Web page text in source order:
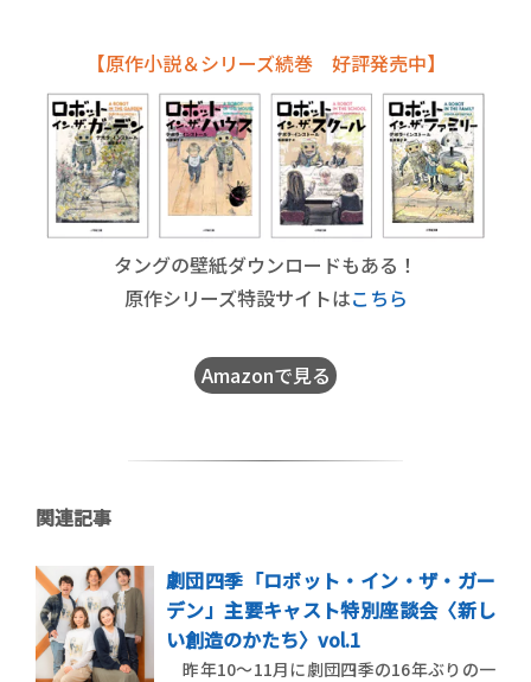
【原作小説＆シリーズ続巻 好評発売中】
タングの壁紙ダウンロードもある！
原作シリーズ特設サイトはこちら
Amazonで見る
関連記事
劇団四季「ロボット・イン・ザ・ガー
デン」主要キャスト特別座談会〈新し
い創造のかたち〉vol.1
昨年10～11月に劇団四季の16年ぶりの一